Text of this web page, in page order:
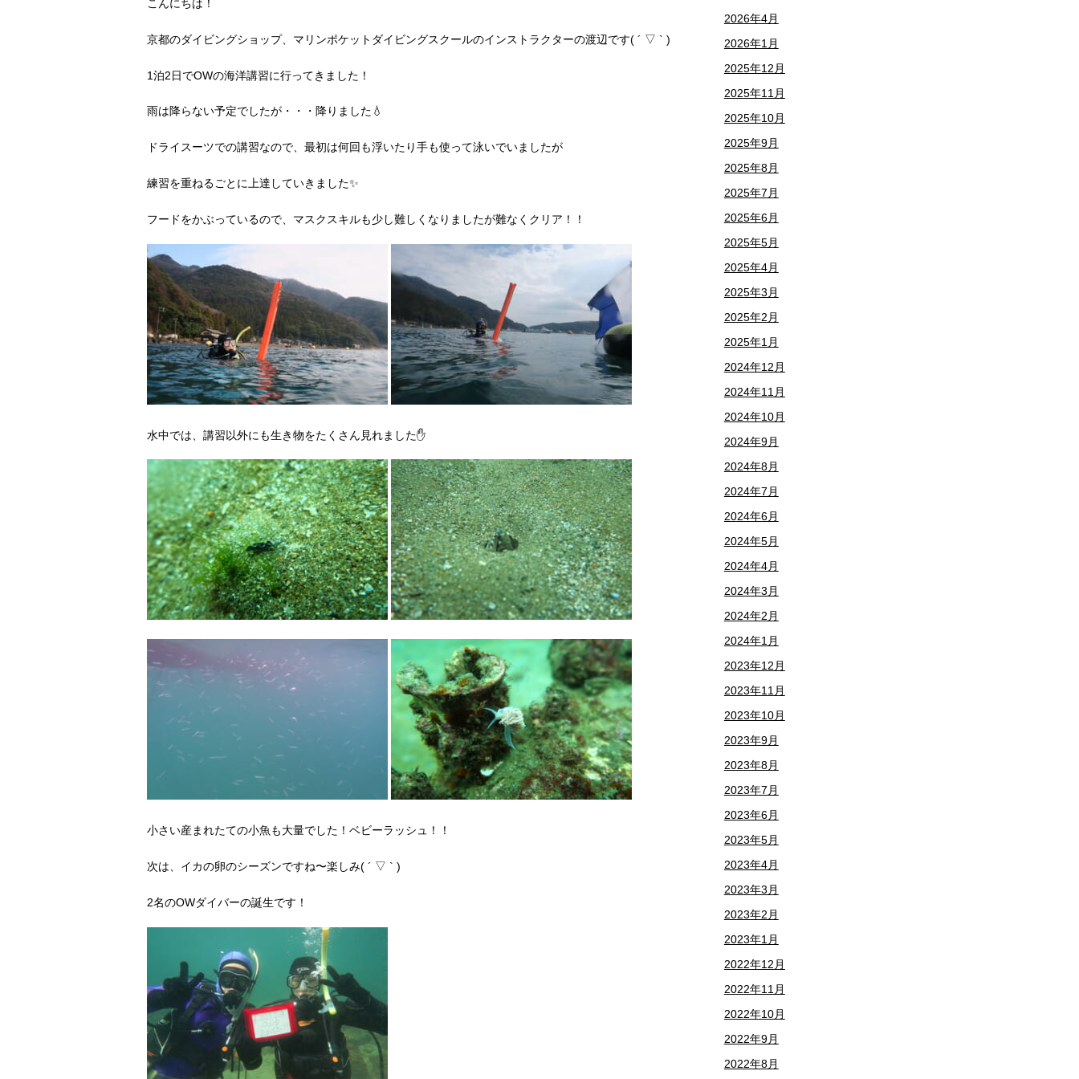
こんにちは！
京都のダイビングショップ、マリンポケットダイビングスクールのインストラクターの渡辺です( ´ ▽ ` )
1泊2日でOWの海洋講習に行ってきました！
雨は降らない予定でしたが・・・降りました💧
ドライスーツでの講習なので、最初は何回も浮いたり手も使って泳いでいましたが
練習を重ねるごとに上達していきました✨
フードをかぶっているので、マスクスキルも少し難しくなりましたが難なくクリア！！
水中では、講習以外にも生き物をたくさん見れました✋
小さい産まれたての小魚も大量でした！ベビーラッシュ！！
次は、イカの卵のシーズンですね〜楽しみ( ´ ▽ ` )
2名のOWダイバーの誕生です！
2026年4月
2026年1月
2025年12月
2025年11月
2025年10月
2025年9月
2025年8月
2025年7月
2025年6月
2025年5月
2025年4月
2025年3月
2025年2月
2025年1月
2024年12月
2024年11月
2024年10月
2024年9月
2024年8月
2024年7月
2024年6月
2024年5月
2024年4月
2024年3月
2024年2月
2024年1月
2023年12月
2023年11月
2023年10月
2023年9月
2023年8月
2023年7月
2023年6月
2023年5月
2023年4月
2023年3月
2023年2月
2023年1月
2022年12月
2022年11月
2022年10月
2022年9月
2022年8月